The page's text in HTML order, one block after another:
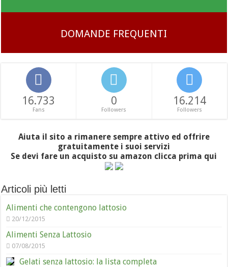
DOMANDE FREQUENTI
16.733
Fans
0
Followers
16.214
Followers
Aiuta il sito a rimanere sempre attivo ed offrire
gratuitamente i suoi servizi
Se devi fare un acquisto su amazon clicca prima qui
Articoli più letti
Alimenti che contengono lattosio
20/12/2015
Alimenti Senza Lattosio
07/08/2015
Gelati senza lattosio: la lista completa